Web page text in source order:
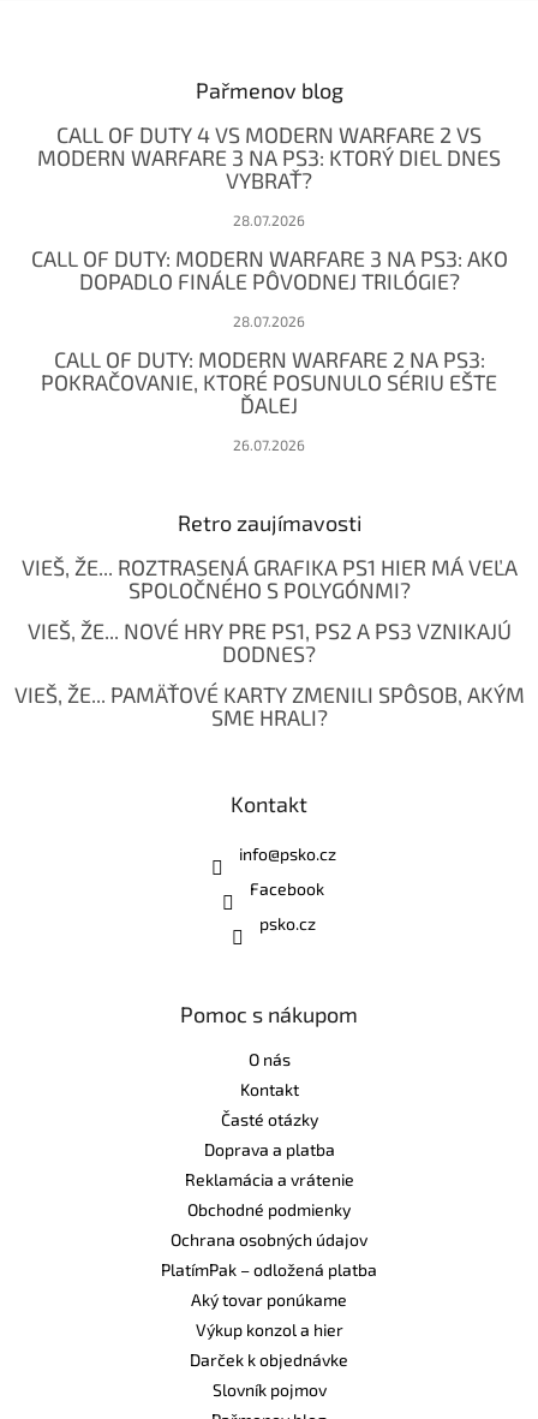
Pařmenov blog
CALL OF DUTY 4 VS MODERN WARFARE 2 VS
MODERN WARFARE 3 NA PS3: KTORÝ DIEL DNES
VYBRAŤ?
28.07.2026
CALL OF DUTY: MODERN WARFARE 3 NA PS3: AKO
DOPADLO FINÁLE PÔVODNEJ TRILÓGIE?
28.07.2026
CALL OF DUTY: MODERN WARFARE 2 NA PS3:
POKRAČOVANIE, KTORÉ POSUNULO SÉRIU EŠTE
ĎALEJ
26.07.2026
Retro zaujímavosti
VIEŠ, ŽE... ROZTRASENÁ GRAFIKA PS1 HIER MÁ VEĽA
SPOLOČNÉHO S POLYGÓNMI?
VIEŠ, ŽE... NOVÉ HRY PRE PS1, PS2 A PS3 VZNIKAJÚ
DODNES?
VIEŠ, ŽE... PAMÄŤOVÉ KARTY ZMENILI SPÔSOB, AKÝM
SME HRALI?
Kontakt
info@psko.cz
Facebook
psko.cz
Pomoc s nákupom
O nás
Kontakt
Časté otázky
Doprava a platba
Reklamácia a vrátenie
Obchodné podmienky
Ochrana osobných údajov
PlatímPak – odložená platba
Aký tovar ponúkame
Výkup konzol a hier
Darček k objednávke
Slovník pojmov